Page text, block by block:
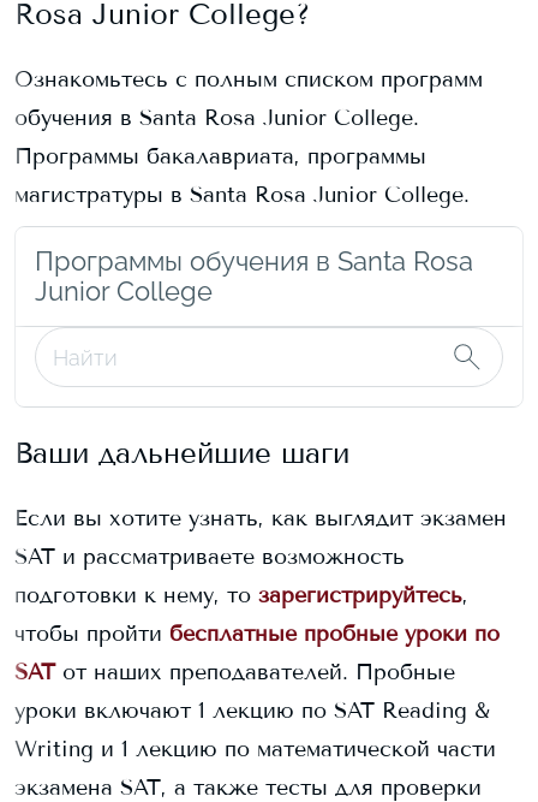
Rosa Junior College?
Ознакомьтесь с полным списком программ
обучения в Santa Rosa Junior College.
Программы бакалавриата, программы
магистратуры в Santa Rosa Junior College.
Программы обучения в Santa Rosa
Junior College
Ваши дальнейшие шаги
Если вы хотите узнать, как выглядит экзамен
SAT и рассматриваете возможность
подготовки к нему, то зарегистрируйтесь,
чтобы пройти бесплатные пробные уроки по
SAT от наших преподавателей. Пробные
уроки включают 1 лекцию по SAT Reading &
Writing и 1 лекцию по математической части
экзамена SAT, а также тесты для проверки